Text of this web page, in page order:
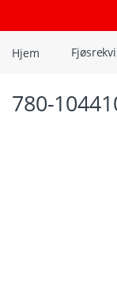
Hjem
780-